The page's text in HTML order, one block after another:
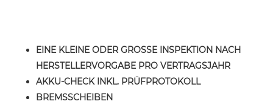
EINE KLEINE ODER GROSSE INSPEKTION NACH H
ERSTELLERVORGABE PRO VERTRAGSJAHR
AKKU-CHECK INKL. PRÜFPROTOKOLL
BREMSSCHEIBEN